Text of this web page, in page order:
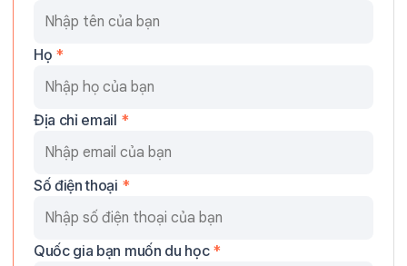
Họ *
Địa chỉ email *
Số điện thoại *
Quốc gia bạn muốn du học *